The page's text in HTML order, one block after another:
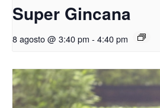
Super Gincana
8 agosto @ 3:40 pm - 4:40 pm